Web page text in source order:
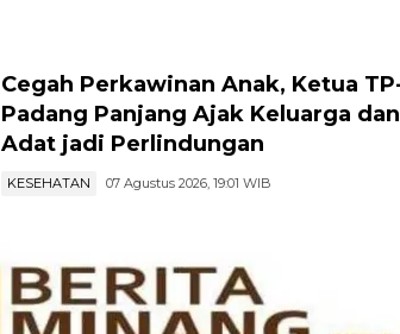
Cegah Perkawinan Anak, Ketua
Padang Panjang Ajak Keluarga
Adat jadi Perlindungan
KESEHATAN 07 Agustus 2026, 19:01 WIB